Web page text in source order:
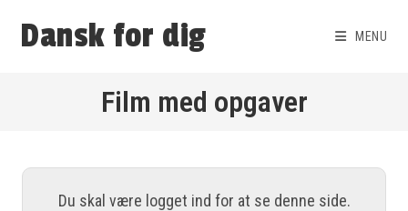
Dansk for dig MENU
Film med opgaver
Du skal være logget ind for at se denne side.